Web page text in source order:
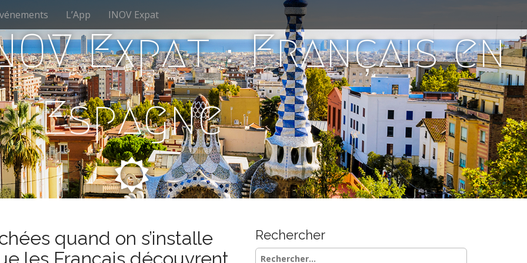
L’App INOV Expat
Expat : Français en
Espagne
quand on s’installe
les Français découvrent
Rechercher
Rechercher :